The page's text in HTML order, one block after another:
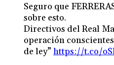
Seguro que
sobre esto.
Directivos del Real
operación
de ley” https://t.co/